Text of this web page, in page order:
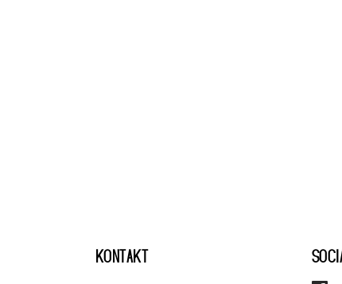
KONTAKT